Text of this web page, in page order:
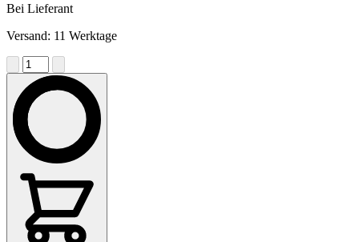
Bei Lieferant
Versand: 11 Werktage